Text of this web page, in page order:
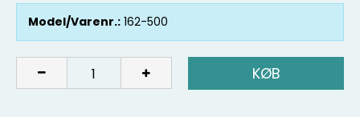
Model/Varenr.: 162-500
KØB